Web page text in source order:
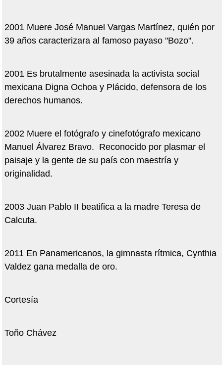
2001 Muere José Manuel Vargas Martínez, quién por
39 años caracterizara al famoso payaso "Bozo".
2001 Es brutalmente asesinada la activista social
mexicana Digna Ochoa y Plácido, defensora de los
derechos humanos.
2002 Muere el fotógrafo y cinefotógrafo mexicano
Manuel Álvarez Bravo. Reconocido por plasmar el
paisaje y la gente de su país con maestría y
originalidad.
2003 Juan Pablo II beatifica a la madre Teresa de
Calcuta.
2011 En Panamericanos, la gimnasta rítmica, Cynthia
Valdez gana medalla de oro.
Cortesía
Toño Chávez